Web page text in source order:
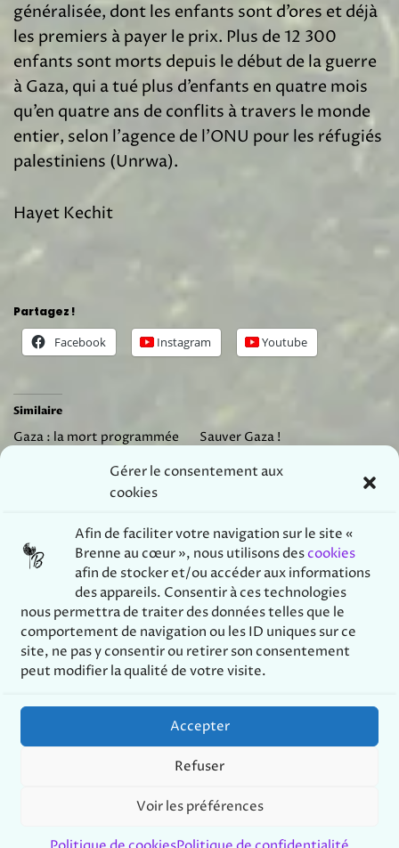
Gérer le consentement aux
cookies
Afin defaciliter votre navigation sur le site «
Brenne au cœur », nous utilisons descookies
afin de stocker et/ou accéder aux informations
des appareils. Consentir à ces technologies
nous permettra de traiter des données telles que le
comportement de navigation ou les ID uniques sur ce
site, ne pas y consentir ou retirer son consentement
peut modifier la qualité de votre visite.
Accepter
Refuser
Voir les préférences
généralisée, dont les enfants sont d’ores et déjà
les premiers à payer le prix. Plus de 12 300
enfants sont morts depuis le début de la guerre
à Gaza, qui a tué plus d’enfants en quatre mois
qu’en quatre ans de conflits à travers le monde
entier, selon l’agence de l’ONU pour les réfugiés
palestiniens (Unrwa).
Hayet Kechit
Partagez !
Facebook Instagram Youtube
Similaire
Gaza : la mort programmée
Sauver Gaza !
Dans "Mouvement de la
droits de l’enfant
23 novembre 2023
Dans "Mouvement de la
Étiquettes: PACIFISME